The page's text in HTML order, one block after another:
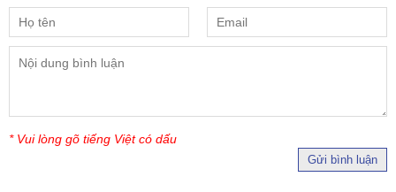
* Vui lòng gõ tiếng Việt có dấu
Gửi bình luận